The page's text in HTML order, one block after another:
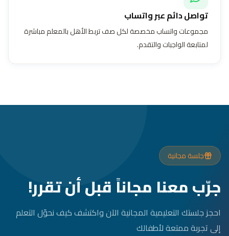
تواصل دائم عبر واتساب
مجموعات واتساب مخصصة لكل صف تربط الأهل بالمعلم مباشرة
لمتابعة الواجبات والتقدم.
جلسة مجانية
جرّب معنا مجاناً قبل أن تقرر!
احجز جلستك التعليمية المجانية الآن واكتشف كيف نحوّل التعلم
إلى تجربة ممتعة لأطفالك